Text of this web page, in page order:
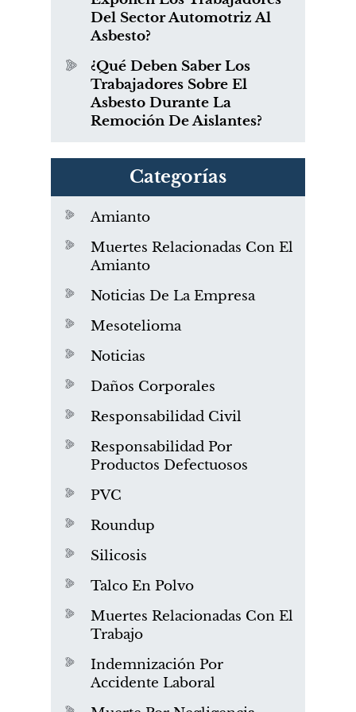
Del Sector Automotriz Al
Asbesto?
¿Qué Deben Saber Los
Trabajadores Sobre El
Asbesto Durante La
Remoción De Aislantes?
Categorías
Amianto
Muertes Relacionadas Con El
Amianto
Noticias De La Empresa
Mesotelioma
Noticias
Daños Corporales
Responsabilidad Civil
Responsabilidad Por
Productos Defectuosos
PVC
Roundup
Silicosis
Talco En Polvo
Muertes Relacionadas Con El
Trabajo
Indemnización Por
Accidente Laboral